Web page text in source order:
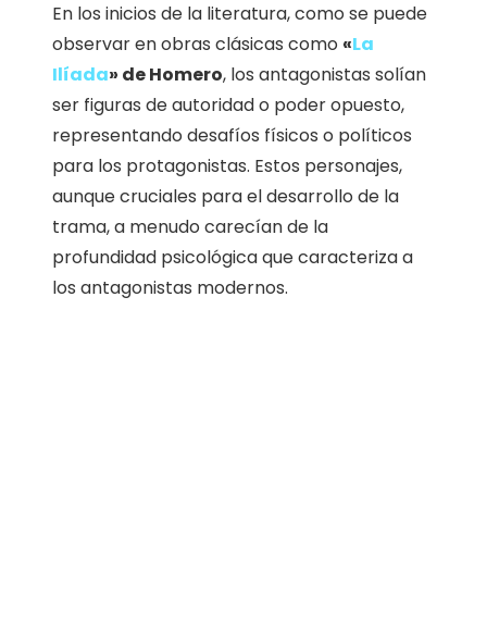
En los inicios de la literatura, como se puede
observar en obras clásicas como «La
Ilíada» de Homero, los antagonistas solían
ser figuras de autoridad o poder opuesto,
representando desafíos físicos o políticos
para los protagonistas. Estos personajes,
aunque cruciales para el desarrollo de la
trama, a menudo carecían de la
profundidad psicológica que caracteriza a
los antagonistas modernos.